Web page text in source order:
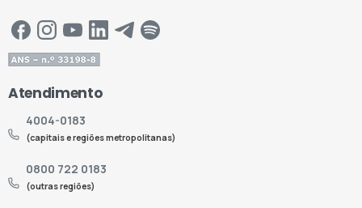
Atendimento
4004-0183
(capitais e regiões metropolitanas)
0800 722 0183
(outras regiões)